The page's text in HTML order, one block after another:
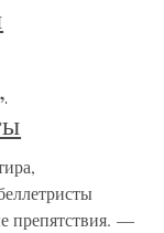
препятствия. —